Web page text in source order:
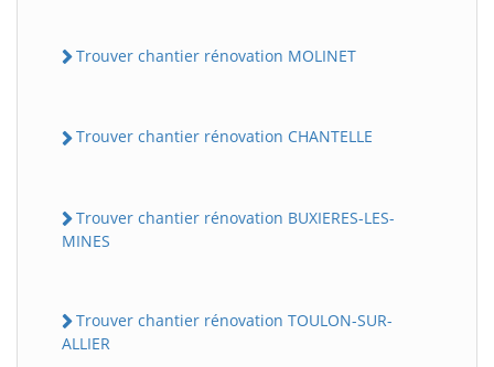
Trouver chantier rénovation MOLINET
Trouver chantier rénovation CHANTELLE
Trouver chantier rénovation BUXIERES-LES-
MINES
Trouver chantier rénovation TOULON-SUR-
ALLIER